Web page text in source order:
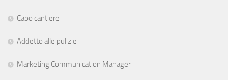
Capo cantiere
Addetto alle pulizie
Marketing Communication Manager